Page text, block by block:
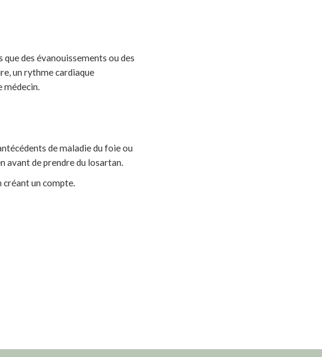
des évanouissements ou des
un rythme cardiaque
médecin.
de maladie du foie ou
avant de prendre du losartan.
créant un compte.